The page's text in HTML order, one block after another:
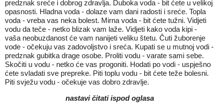
predznak sreće i dobrog zdravlja. Duboka voda - bit ćete u velikoj
opasnosti. Hladna voda - dolaze vam dani radosti i sreće. Topla
voda - vreba vas neka bolest. Mirna voda - bit ćete tužni. Vidjeti
vodu da teče - netko blizak vam laže. Vidjeti kako voda kipi -
vaša neobuzdanost će vam nanijeti veliku štetu. Čuti žuborenje
vode - očekuju vas zadovoljstvo i sreća. Kupati se u mutnoj vodi -
predznak gubitka drage osobe. Proliti vodu - varate sami sebe.
Skočiti u vodu - netko će vas progoniti. Hodati po vodi - uspješno
ćete svladati sve prepreke. Piti toplu vodu - bit ćete teže bolesni.
Piti svježu vodu - očekuje vas dobro zdravlje.
nastavi čitati ispod oglasa